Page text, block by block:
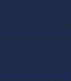
Dołącz do nas
na telefon